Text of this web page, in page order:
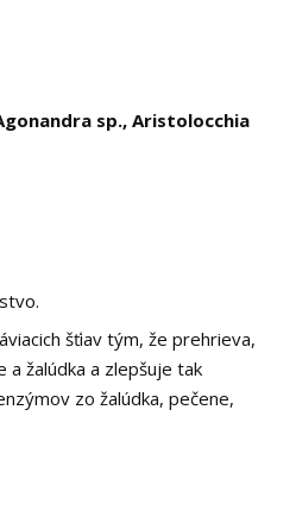
sp., Aristolocchia
šťiav tým, že prehrieva,
a žalúdka a zlepšuje tak
zo žalúdka, pečene,